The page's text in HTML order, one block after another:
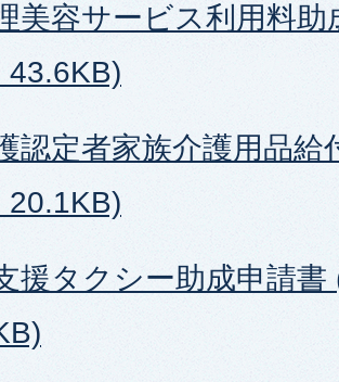
美容サービス利用料助
43.6KB)
認定者家族介護用品給
20.1KB)
援タクシー助成申請書